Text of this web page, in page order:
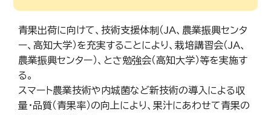
青果出荷に向けて、技術支援体制（JA、農業振興センタ
ー、高知大学）を充実することにより、栽培講習会（JA、
農業振興センター）、とさ勉強会（高知大学）等を実施す
る。
スマート農業技術や内城菌など新技術の導入による収
量・品質（青果率）の向上により、果汁にあわせて青果の